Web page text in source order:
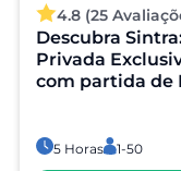
4.8 (25
Descubra
Privada
com partida de
5 Horas 1-50